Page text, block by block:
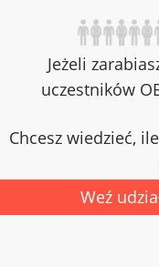
Jeżeli
uczestników
Chcesz wiedzieć,
Weź